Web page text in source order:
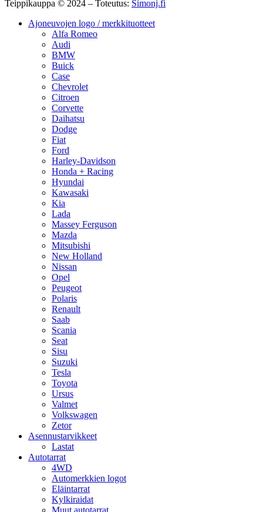
Teippikauppa © 2024 – Toteutus: Simonj.fi
Ajoneuvojen logo / merkkituotteet
Alfa Romeo
Audi
BMW
Buick
Case
Chevrolet
Citroen
Corvette
Daihatsu
Dodge
Fiat
Ford
Harley-Davidson
Honda + Racing
Hyundai
Kawasaki
Kia
Lada
Massey Ferguson
Mazda
Mitsubishi
New Holland
Nissan
Opel
Peugeot
Polaris
Renault
Saab
Scania
Seat
Sisu
Suzuki
Tesla
Toyota
Ursus
Valmet
Volkswagen
Zetor
Asennustarvikkeet
Lastat
Autotarrat
4WD
Automerkkien logot
Eläintarrat
Kylkiraidat
Muut autotarrat